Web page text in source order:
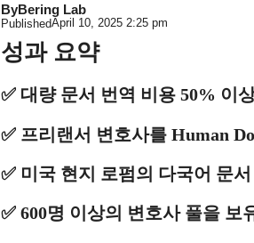
ByBering Lab
PublishedApril 10, 2025 2:25 pm
성과 요약
✅ 대량 문서 번역 비용 50% 이
✅ 프리랜서 변호사를 Human
✅ 미국 현지 로펌의 다국어 문
✅ 600명 이상의 변호사 풀을